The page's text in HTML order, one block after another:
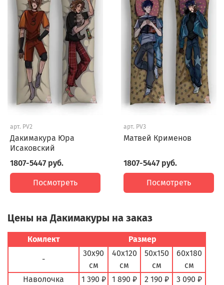
арт. PV2
Дакимакура Юра
Исаковский
1807-5447 руб.
Посмотреть
арт. PV3
Матвей Крименов
1807-5447 руб.
Посмотреть
Цены на Дакимакуры на заказ
Комлект Размер
-
30х90
см
40х120
см
50х150
см
60х180
см
Наволочка
1 390 ₽ 1 890 ₽ 2 190 ₽
3 090 ₽